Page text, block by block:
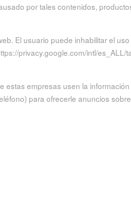
por tales contenidos,
El usuario puede inhabilitar el
privacy.google.com/intl/es_ALL/
estas empresas usen la
para ofrecerle anuncios